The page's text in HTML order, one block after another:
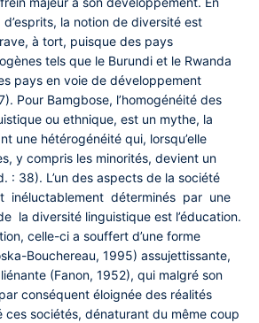
la notion de diversité est
à tort, puisque des pays
tels que le Burundi et le Rwanda
pays en voie de développement
Pour Bamgbose, l’homogénéité des
ou ethnique, est un mythe, la
une hétérogénéité qui, lorsqu’elle
y compris les minorités, devient un
: 38). L’un des aspects de la société
inéluctablement déterminés par une
la diversité linguistique est l’éducation.
celle-ci a souffert d’une forme
Bouchereau, 1995) assujettissante,
(Fanon, 1952), qui malgré son
conséquent éloignée des réalités
ces sociétés, dénaturant du même coup